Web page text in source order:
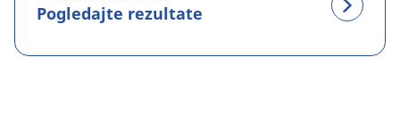
Pogledajte rezultate